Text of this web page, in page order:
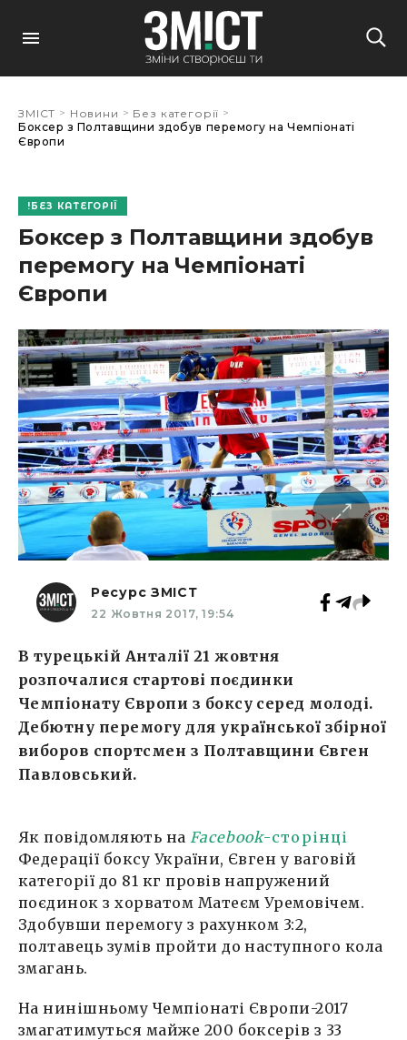
ЗМІСТ > Новини > Без категорії >
Боксер з Полтавщини здобув перемогу на Чемпіонаті
Європи
БЕЗ КАТЕГОРІЇ
Боксер з Полтавщини здобув
перемогу на Чемпіонаті
Європи
Ресурс ЗМІСТ
22 Жовтня 2017, 19:54
В турецькій Анталії 21 жовтня
розпочалися стартові поєдинки
Чемпіонату Європи з боксу серед молоді.
Дебютну перемогу для української збірної
виборов спортсмен з Полтавщини Євген
Павловський.
Як повідомляють на Facebook-сторінці
Федерації боксу України, Євген у ваговій
категорії до 81 кг провів напружений
поєдинок з хорватом Матеєм Уремовічем.
Здобувши перемогу з рахунком 3:2,
полтавець зумів пройти до наступного кола
змагань.
На нинішньому Чемпіонаті Європи-2017
змагатимуться майже 200 боксерів з 33